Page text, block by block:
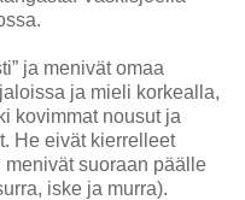
ja menivät omaa
ja mieli korkealla,
kovimmat nousut ja
He eivät kierrelleet
suoraan päälle
iske ja murra).